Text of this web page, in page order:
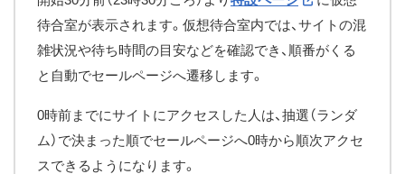
待合室が表示されます。仮想待合室内では、サイトの混
雑状況や待ち時間の目安などを確認でき、順番がくる
と自動でセールページへ遷移します。
0時前までにサイトにアクセスした人は、抽選（ランダ
ム）で決まった順でセールページへ0時から順次アクセ
スできるようになります。